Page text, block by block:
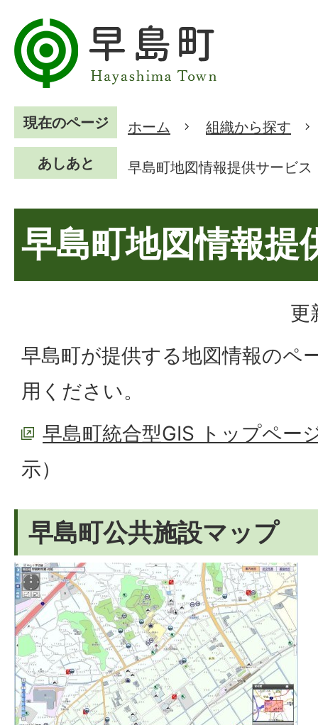
現在のページ ホーム 組織から探す
あしあと 早島町地図情報提供サービス
早島町地図情報提
更
早島町が提供する地図情報のペ
用ください。
早島町統合型GIS トップペー
示）
早島町公共施設マップ